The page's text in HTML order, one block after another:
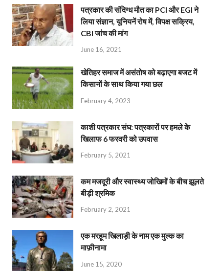
पत्रकार की संदिग्ध मौत का PCI और EGI ने
लिया संज्ञान, यूनियनें रोष में, विपक्ष सक्रिय,
CBI जांच की मांग
June 16, 2021
खेतिहर समाज में असंतोष को बढ़ाएगा बजट में
किसानों के साथ किया गया छल
February 4, 2023
काशी पत्रकार संघ: पत्रकारों पर हमले के
खिलाफ 6 फरवरी को उपवास
February 5, 2021
कम मजदूरी और स्वास्थ्य जोखिमों के बीच झूलते
बीड़ी श्रमिक
February 2, 2021
एक मरहूम खिलाड़ी के नाम एक मुल्क का
माफ़ीनामा
June 15, 2020